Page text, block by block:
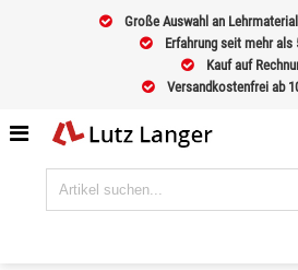
Große Auswahl an
Erfahrung seit mehr als
Kauf auf
Versandkostenfrei ab